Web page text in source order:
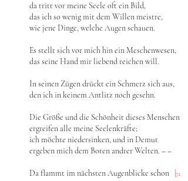
da tritt vor meine Seele oft ein Bild,
das ich so wenig mit dem Willen meistre,
wie jene Dinge, welche Augen schauen.
Es stellt sich vor mich hin ein Meschenwesen,
das seine Hand mir liebend reichen will.
In seinen Zügen drückt ein Schmerz sich aus,
den ich in keinem Antlitz noch gesehn.
Die Größe und die Schönheit dieses Menschen
ergreifen alle meine Seelenkräfte;
ich möchte niedersinken, und in Demut
ergeben mich dem Boten andrer Welten. – ‒
Da flammt im nächsten Augenblicke schon 72